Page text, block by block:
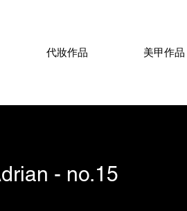
代妝作品 美甲作品
- no.15